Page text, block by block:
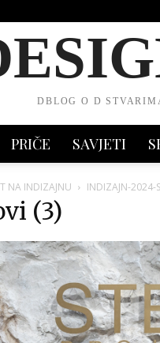
DBLOG O D
PRIČE SAVJETI
NA INDIZAJNU INDIZAJN-2024-
(3)